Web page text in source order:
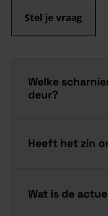
Stel je vraag
Welke
deur?
Heeft het zin
Wat is de